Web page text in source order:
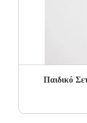
Παιδικό